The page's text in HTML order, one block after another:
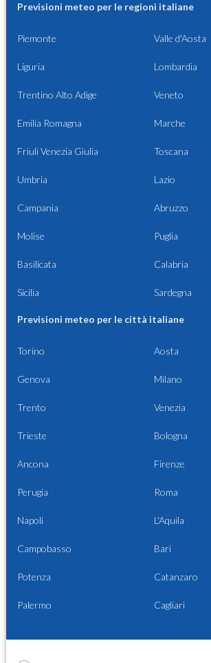
Previsioni meteo per le regioni italiane
Piemonte Valle d'Aosta
Liguria Lombardia
Trentino Alto Adige Veneto
Emilia Romagna Marche
Friuli Venezia Giulia Toscana
Umbria Lazio
Campania Abruzzo
Molise Puglia
Basilicata Calabria
Sicilia Sardegna
Previsioni meteo per le città italiane
Torino Aosta
Genova Milano
Trento Venezia
Trieste Bologna
Ancona Firenze
Perugia Roma
Napoli L'Aquila
Campobasso Bari
Potenza Catanzaro
Palermo Cagliari